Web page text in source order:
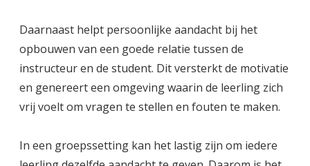
Daarnaast helpt persoonlijke aandacht bij het
opbouwen van een goede relatie tussen de
instructeur en de student. Dit versterkt de motivatie
en genereert een omgeving waarin de leerling zich
vrij voelt om vragen te stellen en fouten te maken.
In een groepssetting kan het lastig zijn om iedere